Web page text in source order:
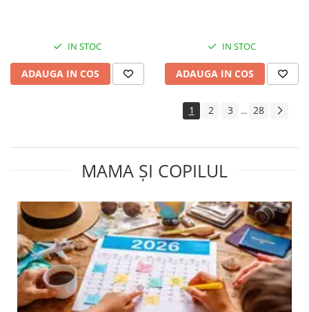
IN STOC
ADAUGA IN COS
IN STOC
ADAUGA IN COS
1 2 3 ... 28
MAMA ȘI COPILUL